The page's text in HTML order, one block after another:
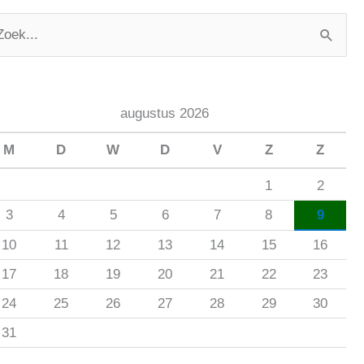
augustus 2026
M D W D V Z Z
1
2
3
4 5 6 7 8
9
10
11 12 13 14 15
16
17
18 19 20 21 22
23
24
25 26 27 28 29
30
31